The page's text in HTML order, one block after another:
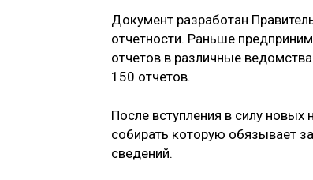
Документ разработан
отчетности. Раньше
отчетов в различные
150 отчетов.
После вступления в силу
собирать которую обязывает
сведений.